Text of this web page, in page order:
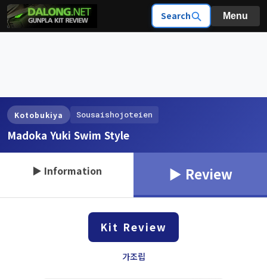
Search Menu
Kotobukiya Sousaishojoteien
Madoka Yuki Swim Style
▶ Information ▶ Review
Kit Review
가조립